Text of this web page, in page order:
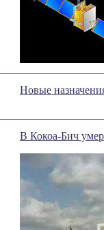
Новые
В Кокоа-Бич